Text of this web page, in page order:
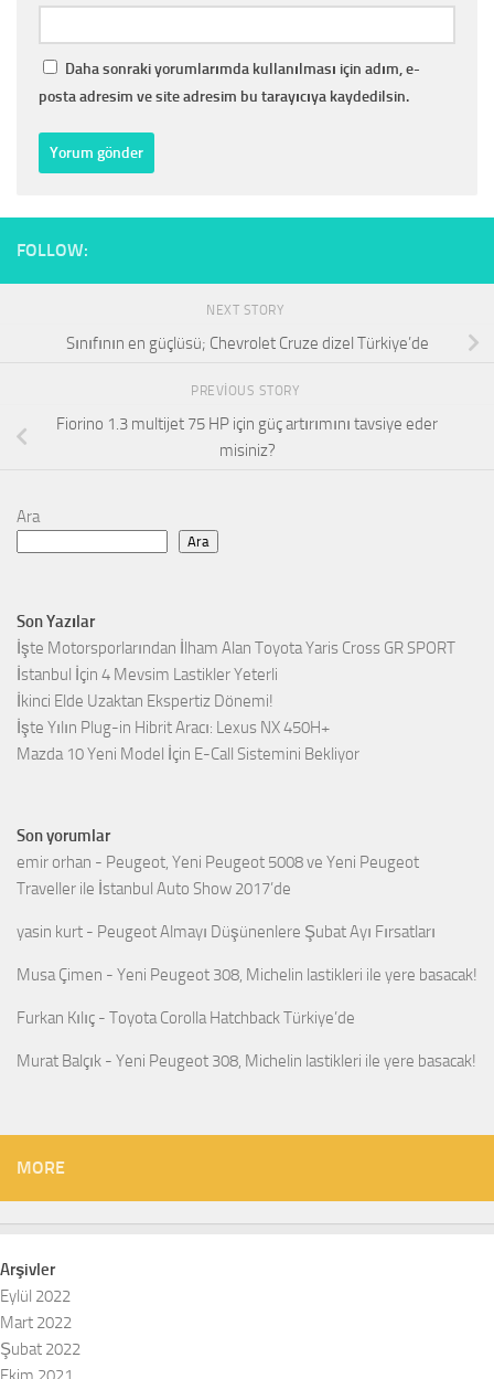
Daha sonraki yorumlarımda kullanılması için adım, e-
posta adresim ve site adresim bu tarayıcıya kaydedilsin.
FOLLOW:
NEXT STORY
Sınıfının en güçlüsü; Chevrolet Cruze dizel Türkiye’de
PREVIOUS STORY
Fiorino 1.3 multijet 75 HP için güç artırımını tavsiye eder
misiniz?
Ara
Ara
Son Yazılar
İşte Motorsporlarından İlham Alan Toyota Yaris Cross GR SPORT
İstanbul İçin 4 Mevsim Lastikler Yeterli
İkinci Elde Uzaktan Ekspertiz Dönemi!
İşte Yılın Plug-in Hibrit Aracı: Lexus NX 450H+
Mazda 10 Yeni Model İçin E-Call Sistemini Bekliyor
Son yorumlar
emir orhan - Peugeot, Yeni Peugeot 5008 ve Yeni Peugeot
Traveller ile İstanbul Auto Show 2017’de
yasin kurt - Peugeot Almayı Düşünenlere Şubat Ayı Fırsatları
Musa Çimen - Yeni Peugeot 308, Michelin lastikleri ile yere basacak!
Furkan Kılıç - Toyota Corolla Hatchback Türkiye’de
Murat Balçık - Yeni Peugeot 308, Michelin lastikleri ile yere basacak!
MORE
Arşivler
Eylül 2022
Mart 2022
Şubat 2022